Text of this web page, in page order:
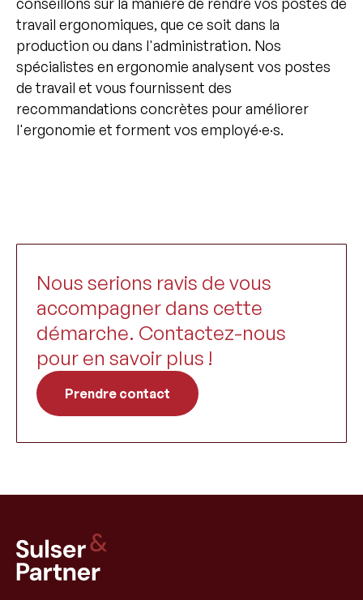
travail ergonomiques, que ce soit dans la
production ou dans l'administration. Nos
spécialistes en ergonomie analysent vos postes
de travail et vous fournissent des
recommandations concrètes pour améliorer
l'ergonomie et forment vos employé·e·s.
Nous serions ravis de vous
accompagner dans cette
démarche. Contactez-nous
pour en savoir plus !
Prendre contact